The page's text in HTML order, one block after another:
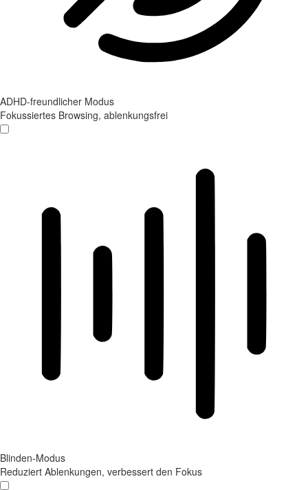
ADHD-freundlicher Modus
Fokussiertes Browsing, ablenkungsfrei
Blinden-Modus
Reduziert Ablenkungen, verbessert den Fokus